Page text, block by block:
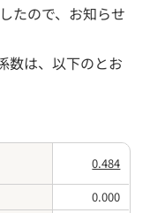
たので、お知らせ
数は、以下のとお
0.484
0.000